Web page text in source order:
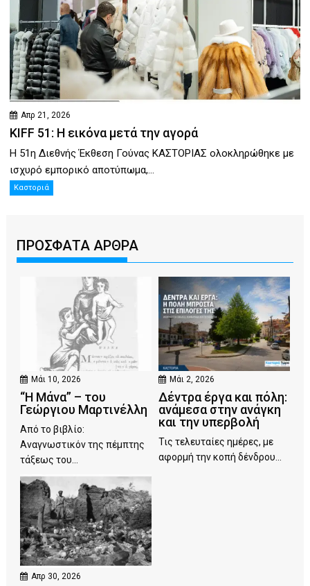
Απρ 21, 2026
KIFF 51: Η εικόνα μετά την αγορά
Η 51η Διεθνής Έκθεση Γούνας ΚΑΣΤΟΡΙΑΣ ολοκληρώθηκε με
ισχυρό εμπορικό αποτύπωμα,...
Καστοριά
ΠΡΟΣΦΑΤΑ ΑΡΘΡΑ
Μάι 10, 2026
“Η Μάνα” – του
Γεώργιου Μαρτινέλλη
Από το βιβλίο:
Αναγνωστικόν της πέμπτης
τάξεως του...
Μάι 2, 2026
Δέντρα έργα και πόλη:
ανάμεσα στην ανάγκη
και την υπερβολή
Τις τελευταίες ημέρες, με
αφορμή την κοπή δένδρου...
Απρ 30, 2026